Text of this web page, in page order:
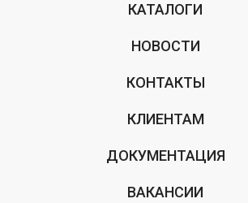
КАТАЛОГИ
НОВОСТИ
КОНТАКТЫ
КЛИЕНТАМ
ДОКУМЕНТАЦИЯ
ВАКАНСИИ